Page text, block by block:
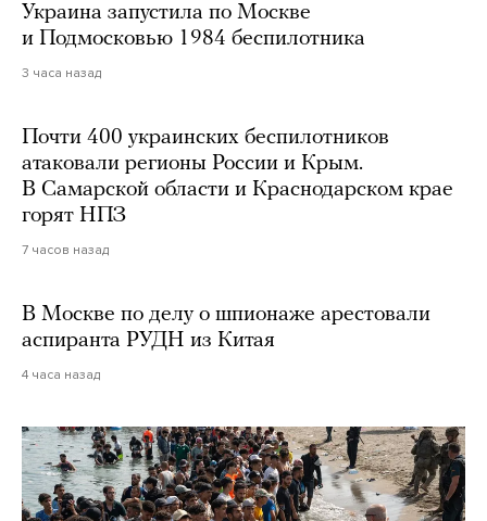
Украина запустила по Москве
и Подмосковью 1984 беспилотника
3 часа назад
Почти 400 украинских беспилотников
атаковали регионы России и Крым.
В Самарской области и Краснодарском крае
горят НПЗ
7 часов назад
В Москве по делу о шпионаже арестовали
аспиранта РУДН из Китая
4 часа назад